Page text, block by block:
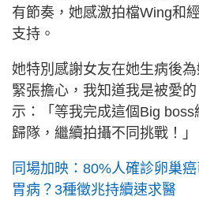
有節奏，她感激拍檔Wing和
支持。
她特別感謝女友在她生病後
緊張擔心，我知道我是被愛
示：「等我完成這個Big
歸隊，繼續拍攝不同挑戰！」
同場加映：80%人確診卵巢
胃病？3種徵兆持續速求醫